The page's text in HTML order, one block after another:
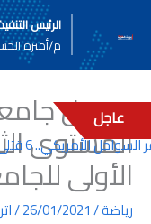
المحتوى
الرئيس
م/أميره
عاجل
الأمريكي.. 6 قتلى في تحطم طائرة سياحية في ألاسكا
حصول
المستوى
الأولى
رياضة/
26/01/2021
/